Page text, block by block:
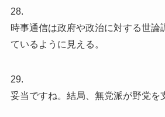
28.
時事通信は政府や政治に対する世論
ているように見える。
29.
妥当ですね。結局、無党派が野党を